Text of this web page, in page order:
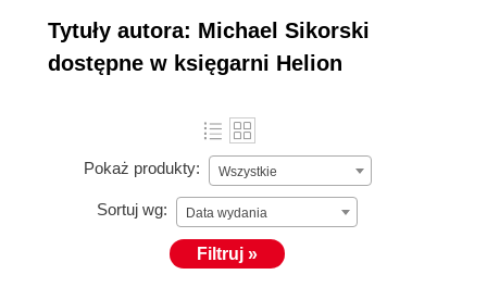
Tytuły autora: Michael Sikorski
dostępne w księgarni Helion
Pokaż produkty: Wszystkie
Sortuj wg: Data wydania
Filtruj »